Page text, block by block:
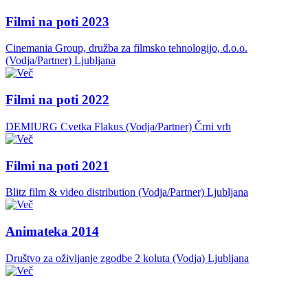
Filmi na poti 2023
Cinemania Group, družba za filmsko tehnologijo, d.o.o.
(Vodja/Partner) Ljubljana
Filmi na poti 2022
DEMIURG Cvetka Flakus (Vodja/Partner) Črni vrh
Filmi na poti 2021
Blitz film & video distribution (Vodja/Partner) Ljubljana
Animateka 2014
Društvo za oživljanje zgodbe 2 koluta (Vodja) Ljubljana